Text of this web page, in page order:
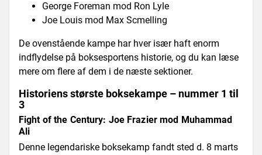
George Foreman mod Ron Lyle
Joe Louis mod Max Scmelling
De ovenstående kampe har hver især haft enorm
indflydelse på boksesportens historie, og du kan læse
mere om flere af dem i de næste sektioner.
Historiens største boksekampe – nummer 1 til
3
Fight of the Century: Joe Frazier mod Muhammad
Ali
Denne legendariske boksekamp fandt sted d. 8 marts